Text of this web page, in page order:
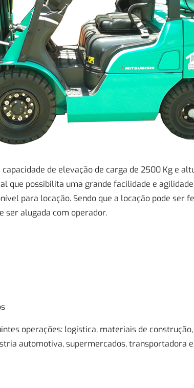
de elevação de carga de 2500 Kg e
que possibilita uma grande facilidade e
para locação. Sendo que a locação pode ser
ser alugada com operador.
operações: logística, materiais de
automotiva, supermercados, transportadora